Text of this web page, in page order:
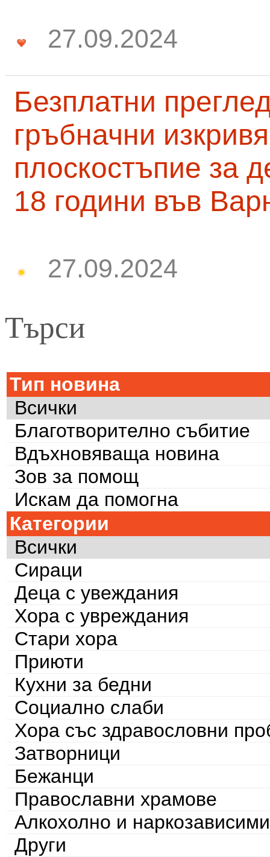
27.09.2024
Безплатни
гръбначни
плоскостъпие за
18 години във
27.09.2024
Търси
Тип новина
Всички
Благотворително събитие
Вдъхновяваща новина
Зов за помощ
Искам да помогна
Категории
Всички
Сираци
Деца с увеждания
Хора с увреждания
Стари хора
Приюти
Кухни за бедни
Социално слаби
Хора със здравословни
Затворници
Бежанци
Православни храмове
Алкохолно и наркозависими
Други